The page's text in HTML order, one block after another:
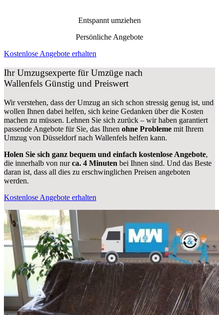
Entspannt umziehen
Persönliche Angebote
Kostenlose Angebote erhalten
Ihr Umzugsexperte für Umzüge nach
Wallenfels Günstig und Preiswert
Wir verstehen, dass der Umzug an sich schon stressig genug ist, und
wollen Ihnen dabei helfen, sich keine Gedanken über die Kosten
machen zu müssen. Lehnen Sie sich zurück – wir haben garantiert
passende Angebote für Sie, das Ihnen ohne Probleme mit Ihrem
Umzug von Düsseldorf nach Wallenfels helfen kann.
Holen Sie sich ganz bequem und einfach kostenlose Angebote,
die innerhalb von nurca. 4 Minuten bei Ihnen sind. Und das Beste
daran ist, dass all dies zu erschwinglichen Preisen angeboten
werden.
Kostenlose Angebote erhalten